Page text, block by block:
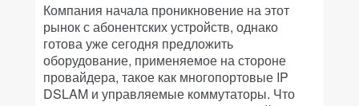
Компания начала проникновение на этот
рынок с абонентских устройств, однако
готова уже сегодня предложить
оборудование, применяемое на стороне
провайдера, такое как многопортовые IP
DSLAM и управляемые коммутаторы. Что